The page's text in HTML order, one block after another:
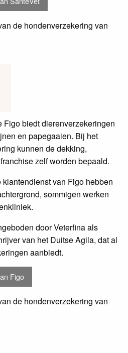
de hondenverzekering van
Figo biedt dierenverzekeringen
en papegaaien. Bij het
kunnen de dekking,
zelf worden bepaald.
van Figo hebben
sommigen werken
door Veterfina als
van het Duitse Agila, dat al
aanbiedt.
Figo
de hondenverzekering van